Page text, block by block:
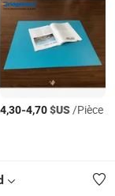
4,30-4,70$US/Pièce